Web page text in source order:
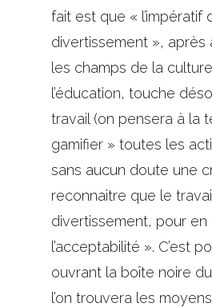
fait est que « l’impératif
divertissement », après
les champs de la
l’éducation, touche
travail (on pensera à la
gamifier » toutes les
sans aucun doute une
reconnaitre que le
divertissement, pour en
l’acceptabilité ». C’est
ouvrant la boîte noire
l’on trouvera les